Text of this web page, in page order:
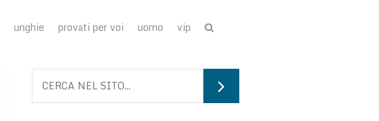
unghie provati per voi uomo vip